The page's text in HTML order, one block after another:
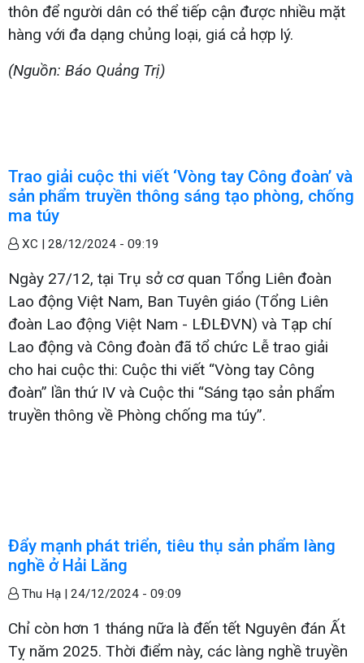
thôn để người dân có thể tiếp cận được nhiều mặt
hàng với đa dạng chủng loại, giá cả hợp lý.
(Nguồn: Báo Quảng Trị)
Trao giải cuộc thi viết ‘Vòng tay Công đoàn’ và
sản phẩm truyền thông sáng tạo phòng, chống
ma túy
XC | 28/12/2024 - 09:19
Ngày 27/12, tại Trụ sở cơ quan Tổng Liên đoàn
Lao động Việt Nam, Ban Tuyên giáo (Tổng Liên
đoàn Lao động Việt Nam - LĐLĐVN) và Tạp chí
Lao động và Công đoàn đã tổ chức Lễ trao giải
cho hai cuộc thi: Cuộc thi viết “Vòng tay Công
đoàn” lần thứ IV và Cuộc thi “Sáng tạo sản phẩm
truyền thông về Phòng chống ma túy”.
Đẩy mạnh phát triển, tiêu thụ sản phẩm làng
nghề ở Hải Lăng
Thu Hạ | 24/12/2024 - 09:09
Chỉ còn hơn 1 tháng nữa là đến tết Nguyên đán Ất
Tỵ năm 2025. Thời điểm này, các làng nghề truyền